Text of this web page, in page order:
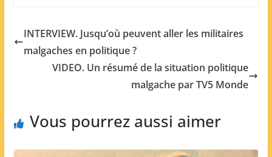
INTERVIEW. Jusqu’où peuvent aller les militaires
malgaches en politique ?
VIDEO. Un résumé de la situation politique
malgache par TV5 Monde
Vous pourrez aussi aimer